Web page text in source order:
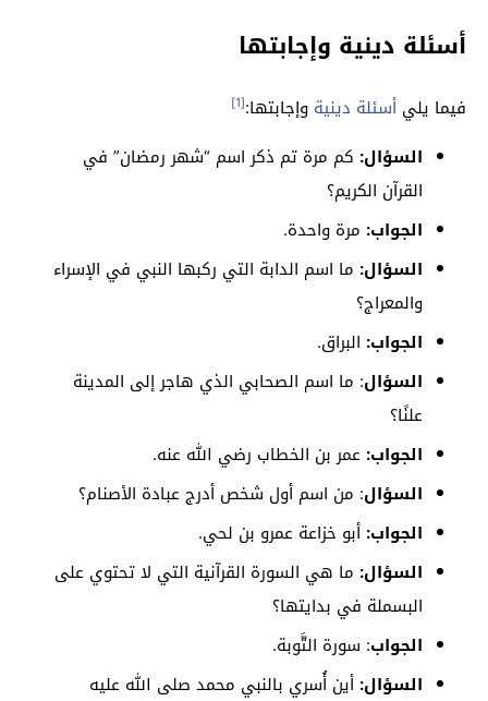
أسئلة دينية وإجابتها
فيما يلي أسئلة دينية وإجابتها:[1]
السؤال: كم مرة تم ذكر اسم “شهر رمضان” في
القرآن الكريم؟
الجواب: مرة واحدة.
السؤال: ما اسم الدابة التي ركبها النبي في الإسراء
والمعراج؟
الجواب: البراق.
السؤال: ما اسم الصحابي الذي هاجر إلى المدينة
علنًا؟
الجواب: عمر بن الخطاب رضي الله عنه.
السؤال: من اسم أول شخص أدرج عبادة الأصنام؟
الجواب: أبو خزاعة عمرو بن لحي.
السؤال: ما هي السورة القرآنية التي لا تحتوي على
البسملة في بدايتها؟
الجواب: سورة التَّوبة.
السؤال: أين أُسري بالنبي محمد صلى الله عليه